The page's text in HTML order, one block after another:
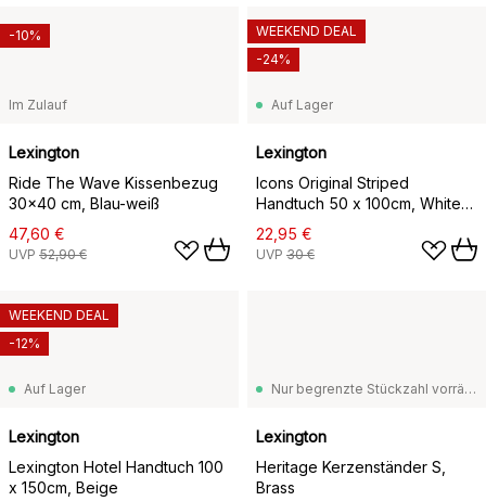
Im Zulauf
Lexington
Ride The Wave Kissenbezug
30x40 cm, Blau-weiß
47,60 €
UVP 52,90 €
-10%
Auf Lager
Lexington
Icons Original Striped
Handtuch 50 x 100cm, White-
gray
22,95 €
UVP 30 €
WEEKEND DEAL
-24%
Auf Lager
Lexington
Lexington Hotel Handtuch 100
x 150cm, Beige
WEEKEND DEAL
-12%
Nur begrenzte Stückzahl vorrätig
Lexington
Heritage Kerzenständer S,
Brass